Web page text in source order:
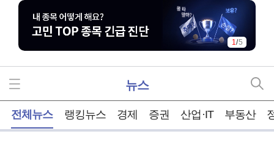
1/5
뉴스
전체뉴스 랭킹뉴스 경제 증권 산업·IT 부동산